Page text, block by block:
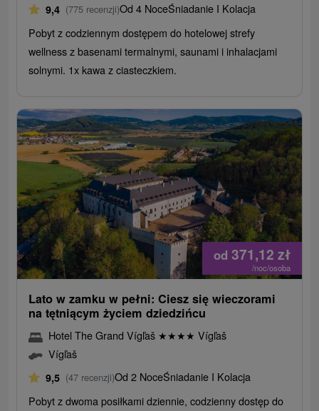
9,4 (775 recenzji)Od 4 NoceŚniadanie I Kolacja
Pobyt z codziennym dostępem do hotelowej strefy
wellness z basenami termalnymi, saunami i inhalacjami
solnymi. 1x kawa z ciasteczkiem.
od 371,12 zł
/noc/osoba
Lato w zamku w pełni: Ciesz się wieczorami
na tętniącym życiem dziedzińcu
Hotel The Grand Vígľaš ★★★★ Vígľaš
Vígľaš
9,5 (47 recenzji)Od 2 NoceŚniadanie I Kolacja
Pobyt z dwoma posiłkami dziennie, codzienny dostęp do